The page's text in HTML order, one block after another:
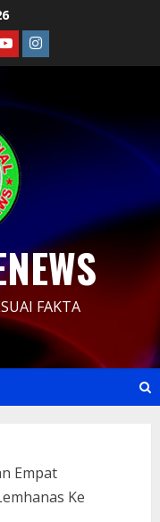
Instagram
FAKTA
Empat
Ke